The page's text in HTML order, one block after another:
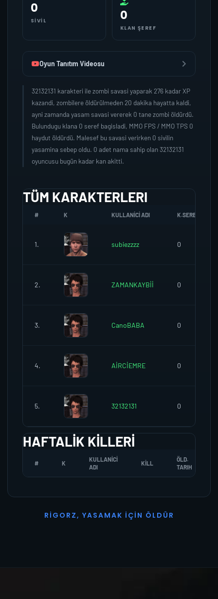
0
SIVIL 0
KLAN ŞEREF
Oyun Tanıtım Videosu
32132131 karakteri ile zombi savasi yaparak 276 kadar XP
kazandi, zombilere öldürülmeden 20 dakika hayatta kaldi,
ayni zamanda yasam savasi vererek 0 tane zombi öldürdü.
Bulundugu klana 0 seref bagisladi, MMO FPS / MMO TPS 0
haydut öldürdü. Malesef bu savasi verirken 0 sivilin
yasamina sebep oldu. 0 adet nama sahip olan 32132131
oyuncusu bugün kadar kan akitti.
TÜM KARAKTERLERI
# K KULLANICI ADI K.SEREFI
1. subiezzzz 0
2. ZAMANKAYBİİ 0
3. CanoBABA 0
4. AİRCİEMRE 0
5. 32132131 0
HAFTALIK KILLERI
# K
KULLANICI
ADI
KILL
ÖLD.
TARIH
R I G O R Z, YASAMAK İ ÇI N Ö L D Ü R